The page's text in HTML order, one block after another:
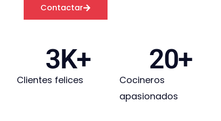
Contactar
3K+
Clientes felices
20+
Cocineros
apasionados